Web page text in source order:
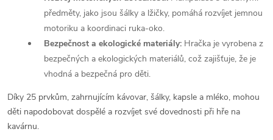
předměty, jako jsou šálky a lžičky, pomáhá rozvíjet jemnou
motoriku a koordinaci ruka-oko.
Bezpečnost a ekologické materiály: Hračka je vyrobena z
bezpečných a ekologických materiálů, což zajišťuje, že je
vhodná a bezpečná pro děti.
Díky 25 prvkům, zahrnujícím kávovar, šálky, kapsle a mléko, mohou
děti napodobovat dospělé a rozvíjet své dovednosti při hře na
kavárnu.